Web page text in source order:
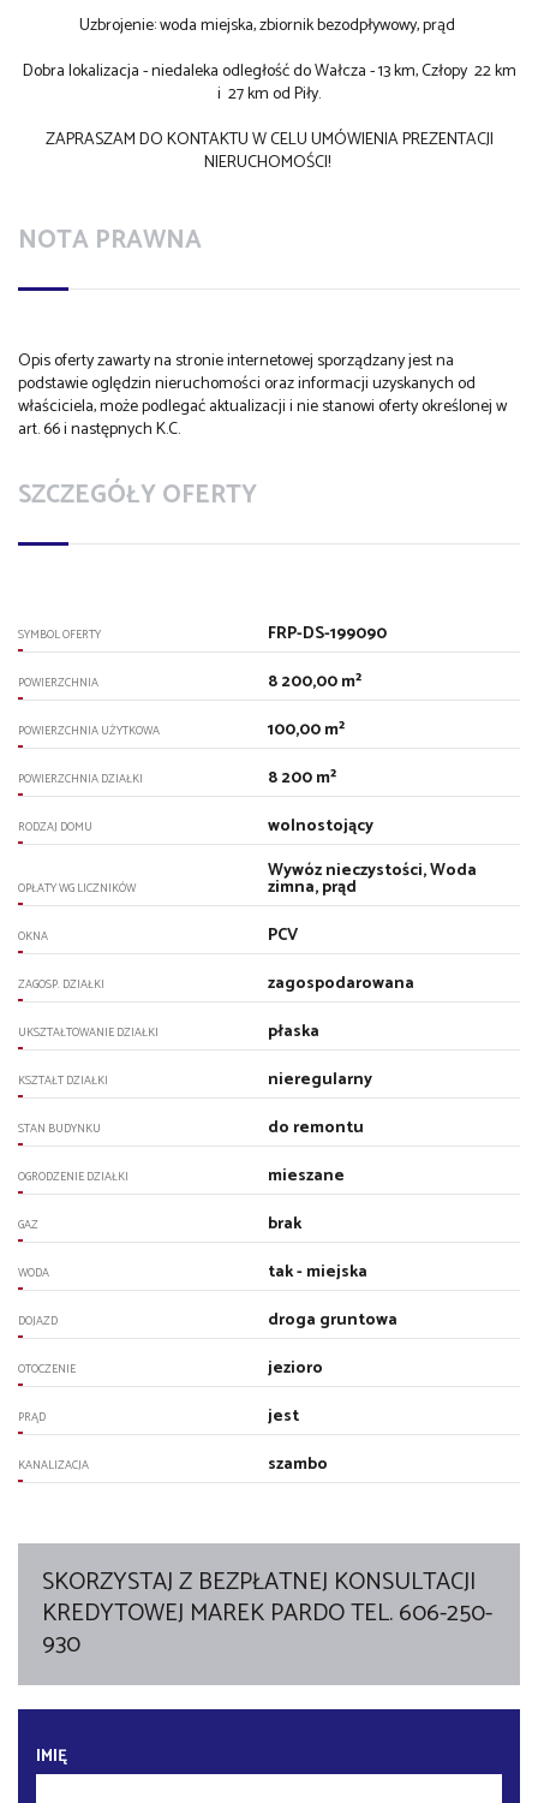
Uzbrojenie: woda miejska, zbiornik bezodpływowy, prąd
Dobra lokalizacja - niedaleka odległość do Wałcza - 13 km, Człopy 22 km
i 27 km od Piły.
ZAPRASZAM DO KONTAKTU W CELU UMÓWIENIA PREZENTACJI
NIERUCHOMOŚCI!
NOTA PRAWNA
Opis oferty zawarty na stronie internetowej sporządzany jest na
podstawie oględzin nieruchomości oraz informacji uzyskanych od
właściciela, może podlegać aktualizacji i nie stanowi oferty określonej w
art. 66 i następnych K.C.
SZCZEGÓŁY OFERTY
SYMBOL OFERTY FRP-DS-199090
POWIERZCHNIA 8 200,00 m²
POWIERZCHNIA UŻYTKOWA 100,00 m²
POWIERZCHNIA DZIAŁKI 8 200 m²
RODZAJ DOMU wolnostojący
OPŁATY WG LICZNIKÓW
Wywóz nieczystości, Woda
zimna, prąd
OKNA PCV
ZAGOSP. DZIAŁKI zagospodarowana
UKSZTAŁTOWANIE DZIAŁKI płaska
KSZTAŁT DZIAŁKI nieregularny
STAN BUDYNKU do remontu
OGRODZENIE DZIAŁKI mieszane
GAZ brak
WODA tak - miejska
DOJAZD droga gruntowa
OTOCZENIE jezioro
PRĄD jest
KANALIZACJA szambo
SKORZYSTAJ Z BEZPŁATNEJ KONSULTACJI
KREDYTOWEJ MAREK PARDO TEL. 606-250-
930
IMIĘ